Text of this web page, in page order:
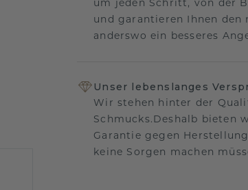
um jeden Schritt, von der
und garantieren Ihnen den
anderswo ein besseres
Unser lebenslanges
Wir stehen hinter der
Schmucks.Deshalb bieten
Garantie gegen
keine Sorgen machen